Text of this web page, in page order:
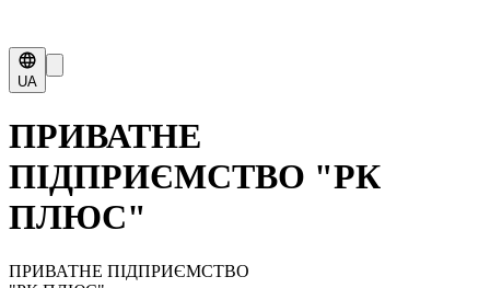
UA
ПРИВАТНЕ
ПІДПРИЄМСТВО "РК
ПЛЮС"
ПРИВАТНЕ ПІДПРИЄМСТВО